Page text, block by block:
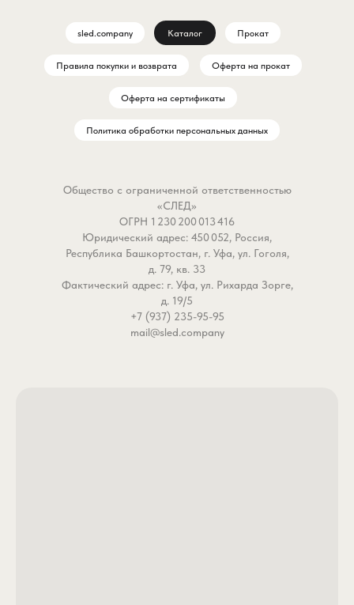
sled.company Каталог Прокат
Правила покупки и возврата Оферта на прокат
Оферта на сертификаты
Политика обработки персональных данных
Общество с ограниченной ответственностью
«СЛЕД»
ОГРН 1 230 200 013 416
Юридический адрес: 450 052, Россия,
Республика Башкортостан, г. Уфа, ул. Гоголя,
д. 79, кв. 33
Фактический адрес: г. Уфа, ул. Рихарда Зорге,
д. 19/5
+7 (937) 235-95-95
mail@sled.company